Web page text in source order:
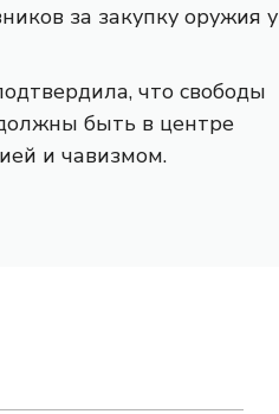
за закупку оружия у
что свободы
быть в центре
и чавизмом.